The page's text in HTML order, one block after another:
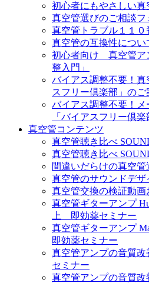
初心者にもやさしい
真空管選びのご相談フ
真空管トラブル１１０
真空管の互換性につい
初心者向け 真空管ア
整入門」
バイアス調整不要！
スフリー倶楽部」のご
バイアス調整不要！
「バイアスフリー倶
真空管コンテンツ
真空管聴き比べ
真空管聴き比べ
間違いだらけの真空管
真空管のサウンドデザ
真空管交換の検証動画
真空管ギターアンプ
上 即効薬セミナー
真空管ギターアンプ
即効薬セミナー
真空管アンプの音質
セミナー
真空管アンプの音質